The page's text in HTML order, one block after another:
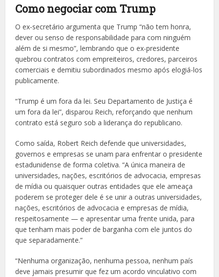
Como negociar com Trump
O ex-secretário argumenta que Trump “não tem honra,
dever ou senso de responsabilidade para com ninguém
além de si mesmo”, lembrando que o ex-presidente
quebrou contratos com empreiteiros, credores, parceiros
comerciais e demitiu subordinados mesmo após elogiá-los
publicamente.
“Trump é um fora da lei. Seu Departamento de Justiça é
um fora da lei”, disparou Reich, reforçando que nenhum
contrato está seguro sob a liderança do republicano.
Como saída, Robert Reich defende que universidades,
governos e empresas se unam para enfrentar o presidente
estadunidense de forma coletiva. “A única maneira de
universidades, nações, escritórios de advocacia, empresas
de mídia ou quaisquer outras entidades que ele ameaça
poderem se proteger dele é se unir a outras universidades,
nações, escritórios de advocacia e empresas de mídia,
respeitosamente — e apresentar uma frente unida, para
que tenham mais poder de barganha com ele juntos do
que separadamente.”
“Nenhuma organização, nenhuma pessoa, nenhum país
deve jamais presumir que fez um acordo vinculativo com